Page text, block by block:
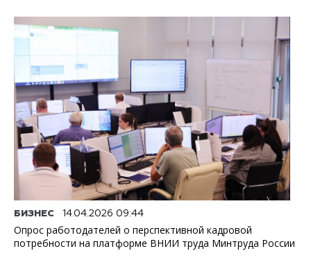
БИЗНЕС 14.04.2026 09:44
Опрос работодателей о перспективной кадровой
потребности на платформе ВНИИ труда Минтруда России